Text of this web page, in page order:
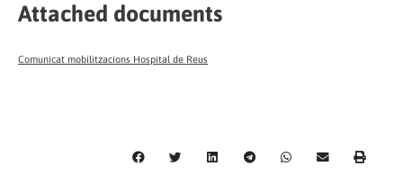
Attached documents
Comunicat mobilitzacions Hospital de Reus